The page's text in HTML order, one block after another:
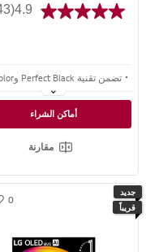
4.9
(7543)
تضمن تقنية Perfect Black وPerfect Color تباينًا أعمق ولونًا حيويًا ودقيقًا في أي ضوء.
ما يصل إلى 144Hz بدقة 4K مع توافق G-SYNC وFreeSync Premium للاستمتاع بتجربة لعب أكثر سلاسة ومليئة بالانتصارات
أنظمة webOS الحائزة على جوائز توفر تجارب ذكاء اصطناعي متقدمة - مدعومة من Google Gemini وMicrosoft Copilot
أماكن الشراء
مقارنة
جديد
قريباً
0